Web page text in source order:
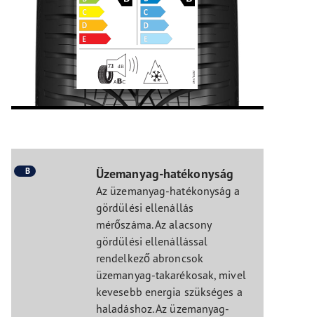
B Üzemanyag-hatékonyság
Az üzemanyag-hatékonyság a
gördülési ellenállás
mérőszáma. Az alacsony
gördülési ellenállással
rendelkező abroncsok
üzemanyag-takarékosak, mivel
kevesebb energia szükséges a
haladáshoz. Az üzemanyag-